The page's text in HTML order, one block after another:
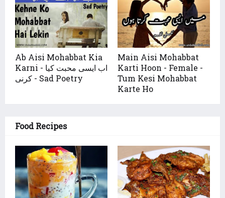
Ab Aisi Mohabbat Kia
Karni - اب ایسی محبت کیا
کرنی - Sad Poetry
Main Aisi Mohabbat
Karti Hoon - Female -
Tum Kesi Mohabbat
Karte Ho
Food Recipes